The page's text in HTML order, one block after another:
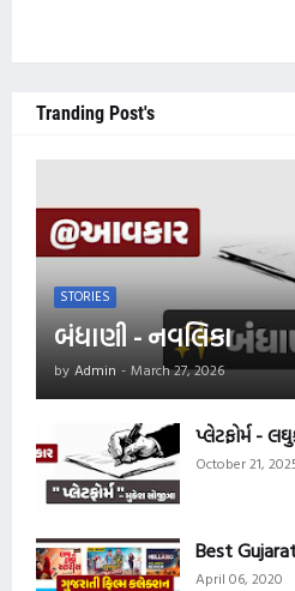
Tranding Post's
STORIES
બંધાણી - નવલિકા
by Admin - March 27, 2026
પ્લેટફોર્મ -
October 21,
Best
April 06, 2020